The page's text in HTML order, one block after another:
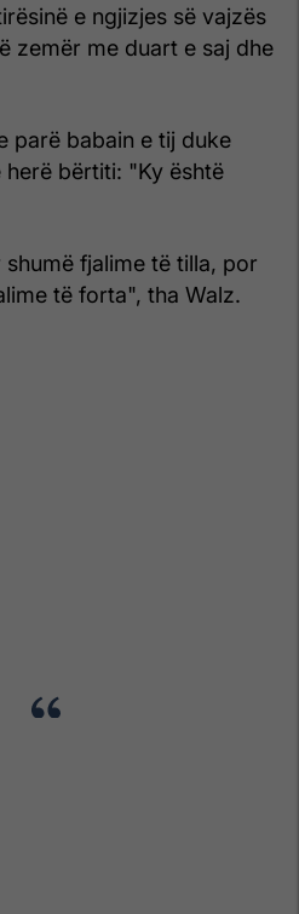
e ngjizjes së vajzës
zemër me duart e saj dhe
parë babain e tij duke
bërtiti: "Ky është
fjalime të tilla, por
të forta", tha Walz.